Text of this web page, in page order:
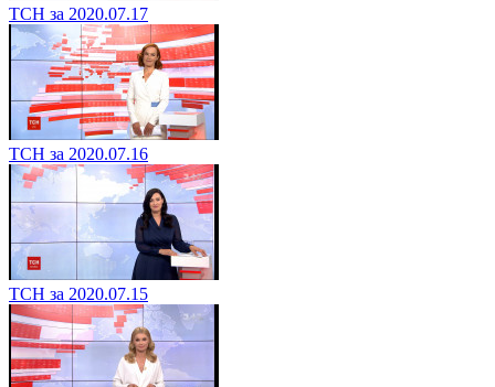
ТСН за 2020.07.17
ТСН за 2020.07.16
ТСН за 2020.07.15